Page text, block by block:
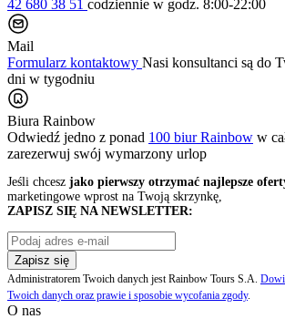
42 680 38 51 codziennie w godz. 8:00-22:00
Mail
Formularz kontaktowy Nasi konsultanci są do
dni w tygodniu
Biura Rainbow
Odwiedź jedno z ponad 100 biur Rainbow w
zarezerwuj swój wymarzony urlop
Jeśli chcesz jako pierwszy otrzymać najlepsze
marketingowe wprost na Twoją skrzynkę,
ZAPISZ SIĘ NA NEWSLETTER:
Zapisz się
Administratorem Twoich danych jest Rainbow Tours S.A.
Twoich danych oraz prawie i sposobie wycofania zgody.
O nas